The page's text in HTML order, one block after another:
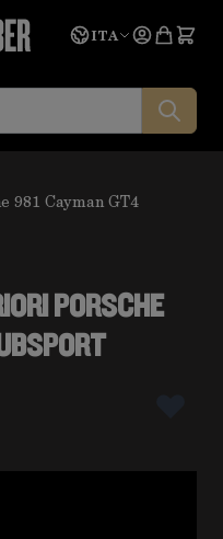
Lingua
ITA
Cayman GT4
PORSCHE